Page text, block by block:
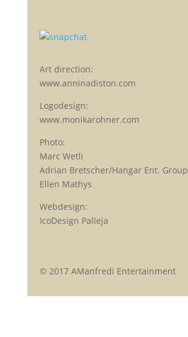
Art direction:
www.anninadiston.com
Logodesign:
www.monikarohner.com
Photo:
Marc Wetli
Adrian Bretscher/Hangar Ent. Group
Ellen Mathys
Webdesign:
IcoDesign Palleja
© 2017 AManfredi Entertainment